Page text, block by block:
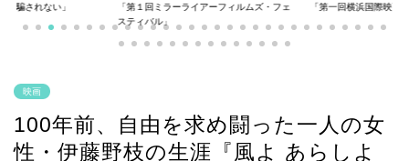
は騙されない」
「第１回ミラーライアーフィルムズ・フェ
スティバル」
「第一回横浜国際映画
映画
100年前、自由を求め闘った一人の女
性・伊藤野枝の生涯『風よ あらしよ